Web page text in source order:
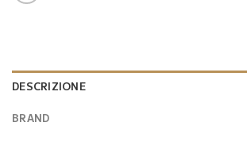
DESCRIZIONE
BRAND